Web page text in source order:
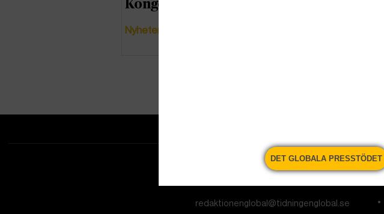
Kongo-Kinshasa
Nyheter
redaktionenglobal@tidningenglobal.se
DET GLOBALA PRESSTÖDET